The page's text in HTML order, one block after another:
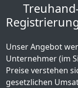
Unser Angebot
Unternehmer (im
Preise verstehen
gesetzlichen